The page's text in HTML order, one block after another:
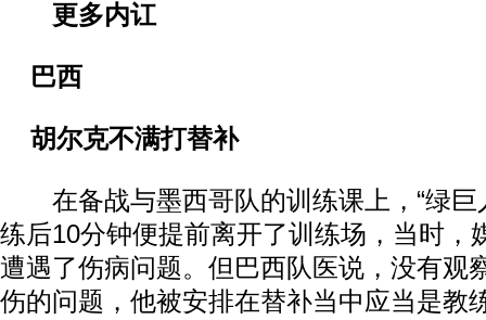
更多内讧
巴西
胡尔克不满打替补
在备战与墨西哥队的训练课上，“绿巨
练后10分钟便提前离开了训练场，当时，
遭遇了伤病问题。但巴西队医说，没有观
伤的问题，他被安排在替补当中应当是教